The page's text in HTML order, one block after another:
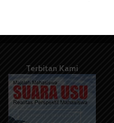
Terbitan Kami